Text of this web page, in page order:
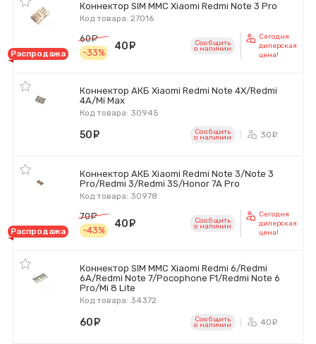
Коннектор SIM MMC Xiaomi Redmi Note 3 Pro
Код товара: 27016
Распродажа
60
руб.
-33%
40 Сообщить
o наличии
Сегодня
дилерская
цена!
Коннектор АКБ Xiaomi Redmi Note 4X/Redmi
4A/Mi Max
Код товара: 30945
50 Сообщить
o наличии 30
Коннектор АКБ Xiaomi Redmi Note 3/Note 3
Pro/Redmi 3/Redmi 3S/Honor 7A Pro
Код товара: 30978
Распродажа
70
руб.
-43%
40 Сообщить
o наличии
Сегодня
дилерская
цена!
Коннектор SIM MMC Xiaomi Redmi 6/Redmi
6A/Redmi Note 7/Pocophone F1/Redmi Note 6
Pro/Mi 8 Lite
Код товара: 34372
60 Сообщить
o наличии 40